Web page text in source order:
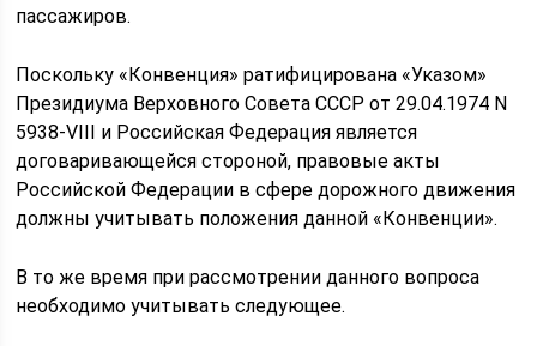
пассажиров.
Поскольку «Конвенция» ратифицирована «Указом»
Президиума Верховного Совета СССР от 29.04.1974 N
5938-VIII и Российская Федерация является
договаривающейся стороной, правовые акты
Российской Федерации в сфере дорожного движения
должны учитывать положения данной «Конвенции».
В то же время при рассмотрении данного вопроса
необходимо учитывать следующее.